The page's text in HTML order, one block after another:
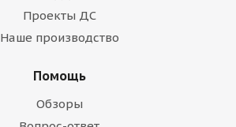
Проекты ДС
Наше производство
Помощь
Обзоры